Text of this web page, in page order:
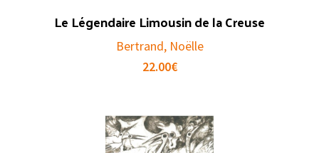
Le Légendaire Limousin de la Creuse
Bertrand, Noëlle
22.00€